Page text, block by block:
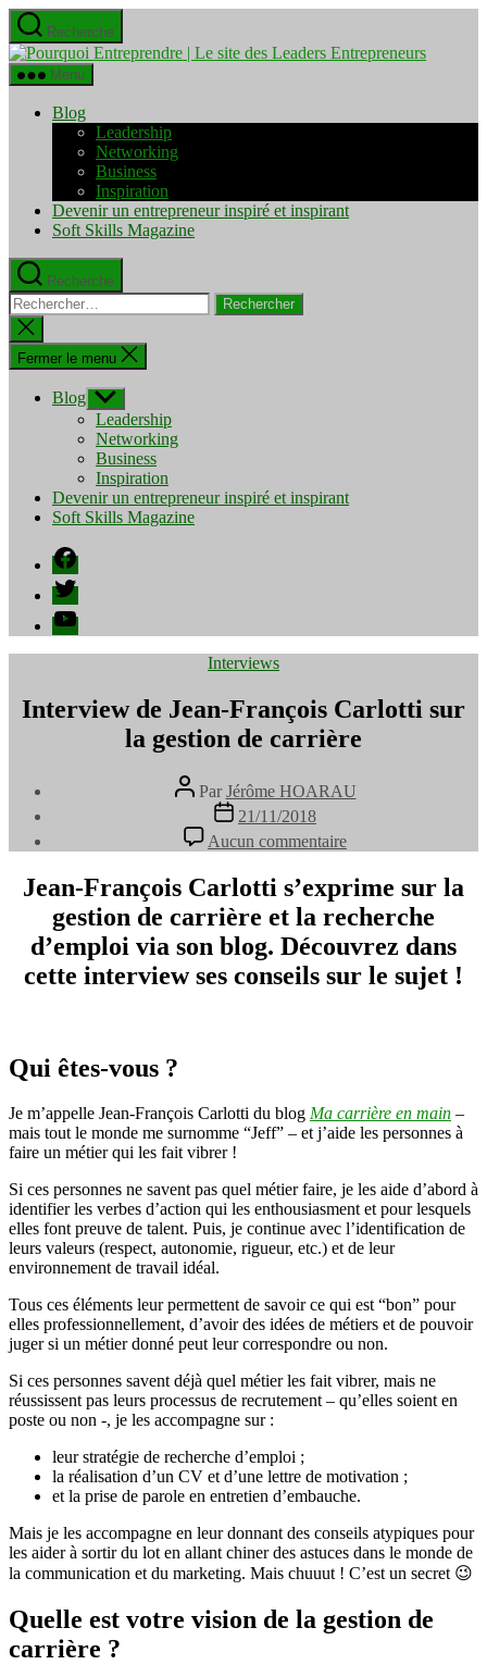
Aller
au
contenu
Recherche
Pourquoi
Menu
Blog
Leadership
Networking
Business
Inspiration
Devenir un entrepreneur inspiré et inspirant
Soft Skills Magazine
Recherche
Rechercher :
Fermer
la
recherche
Fermer le menu
Blog Afficher
le
sous-
menu
Leadership
Networking
Business
Inspiration
Devenir un entrepreneur inspiré et inspirant
Soft Skills Magazine
Facebook
Twitter
YouTube
Catégories
Interviews
Interview de Jean-François Carlotti sur
la gestion de carrière
Auteur
de
l’article
Par Jérôme HOARAU
Date
l’article
21/11/2018
Aucun commentaire
Interview
de
Jean-
François
sur
la
Jean-François Carlotti s’exprime sur la
gestion de carrière et la recherche
d’emploi via son blog. Découvrez dans
cette interview ses conseils sur le sujet !
Qui êtes-vous ?
Je m’appelle Jean-François Carlotti du blog Ma carrière en main –
mais tout le monde me surnomme “Jeff” – et j’aide les personnes à
faire un métier qui les fait vibrer !
Si ces personnes ne savent pas quel métier faire, je les aide d’abord à
identifier les verbes d’action qui les enthousiasment et pour lesquels
elles font preuve de talent. Puis, je continue avec l’identification de
leurs valeurs (respect, autonomie, rigueur, etc.) et de leur
environnement de travail idéal.
Tous ces éléments leur permettent de savoir ce qui est “bon” pour
elles professionnellement, d’avoir des idées de métiers et de pouvoir
juger si un métier donné peut leur correspondre ou non.
Si ces personnes savent déjà quel métier les fait vibrer, mais ne
réussissent pas leurs processus de recrutement – qu’elles soient en
poste ou non -, je les accompagne sur :
leur stratégie de recherche d’emploi ;
la réalisation d’un CV et d’une lettre de motivation ;
et la prise de parole en entretien d’embauche.
Mais je les accompagne en leur donnant des conseils atypiques pour
les aider à sortir du lot en allant chiner des astuces dans le monde de
la communication et du marketing. Mais chuuut ! C’est un secret 😉
Quelle est votre vision de la gestion de
carrière ?